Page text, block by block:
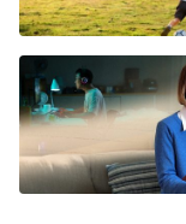
अटुट रूपमा
जीवनभरि महत्त्वपूर्ण
कुरा हुन्। यी दुई शब्द
एउटा एकदमै नरम
विधि, र धेरै